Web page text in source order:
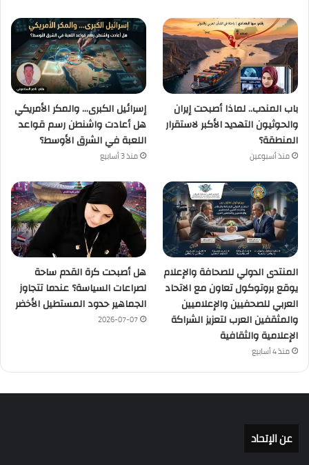
باب المندب.. لماذا أصبحت إيران
والحوثيون التهديد الأكبر لاستقرار
المنطقة؟
منذ أسبوعين
إسرائيل الكبرى… والمكر الأمريكي
هل أعادت واشنطن رسم قواعد
اللعبة في الشرق الأوسط؟
منذ 3 أسابيع
المنتدى الدولي للصحافة والإعلام
يوقع بروتوكول تعاون مع الاتحاد
العربي للصحفيين والإعلاميين
والمثقفين العرب لتعزيز الشراكة
الإعلامية والثقافية
منذ 4 أسابيع
هل أصبحت كرة القدم ساحة
لصراعات السياسة؟ عندما تتجاوز
الجماهير حدود المستطيل الأخضر
2026-07-07
عن الإتحاد